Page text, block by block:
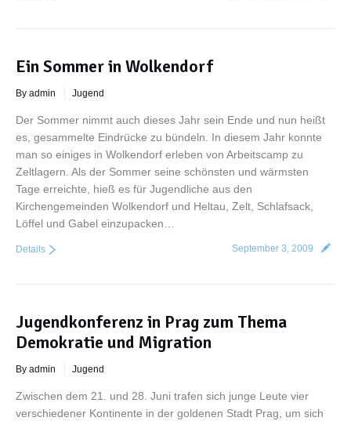
Ein Sommer in Wolkendorf
By admin Jugend
Der Sommer nimmt auch dieses Jahr sein Ende und nun heißt
es, gesammelte Eindrücke zu bündeln. In diesem Jahr konnte
man so einiges in Wolkendorf erleben von Arbeitscamp zu
Zeltlagern. Als der Sommer seine schönsten und wärmsten
Tage erreichte, hieß es für Jugendliche aus den
Kirchengemeinden Wolkendorf und Heltau, Zelt, Schlafsack,
Löffel und Gabel einzupacken…
September 3, 2009
Details
Jugendkonferenz in Prag zum Thema
Demokratie und Migration
By admin Jugend
Zwischen dem 21. und 28. Juni trafen sich junge Leute vier
verschiedener Kontinente in der goldenen Stadt Prag, um sich